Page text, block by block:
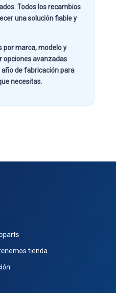
Todos los recambios
una solución fiable y
pormarca, modelo y
opciones avanzadas
de fabricaciónpara
necesitas.
tienda